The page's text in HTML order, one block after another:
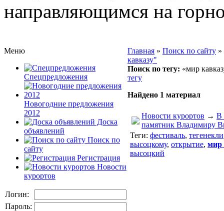
направляющимся на
Меню
Спецпредложения
Новогодние предложения
2012
Доска
объявлений
Поиск по
сайту
Регистрация
Новости
курортов
Логин:
Пароль:
Главная » Поиск по сайту »
кавказу"
Поиск по тегу: «мир
тегу
Найдено 1 материал
Новости курортов → В
памятник Владимиру
Теги: фестиваль, тегенекли
высоцкому, открытие, мир
высоцкий